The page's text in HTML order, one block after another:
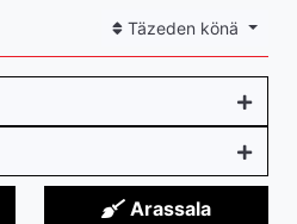
Täzeden könä
Arassala